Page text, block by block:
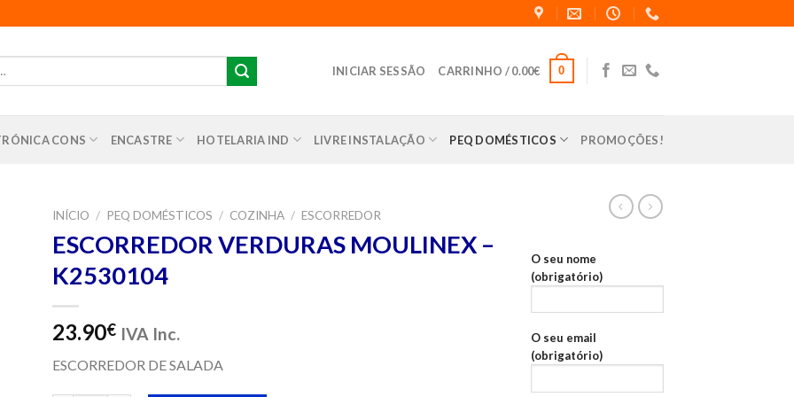
INICIAR SESSÃO CARRINHO /0.00€ 0
CONS ENCASTRE HOTELARIA IND LIVRE INSTALAÇÃO PEQ DOMÉSTICOS PROMOÇÕES!
INÍCIO / PEQ DOMÉSTICOS / COZINHA / ESCORREDOR
ESCORREDOR VERDURAS MOULINEX –
K2530104
23.90€ IVA Inc.
ESCORREDOR DE SALADA
O seu nome
(obrigatório)
O seu email
(obrigatório)